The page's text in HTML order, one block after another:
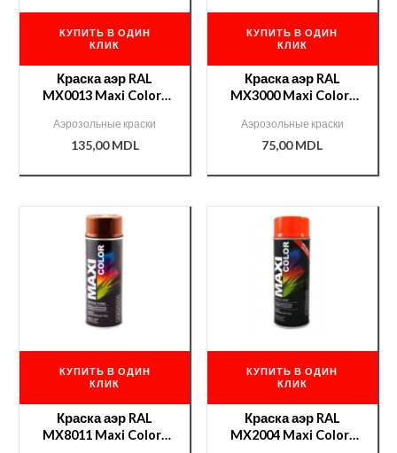
КУПИТЬ В ОДИН
КЛИК
Краска аэр RAL
MX0013 Maxi Color/
эмаль белая)
Аэрозольные краски
135,00MDL
КУПИТЬ В ОДИН
КЛИК
Краска аэр RAL
MX3000 Maxi Color/
оранжевый)
Аэрозольные краски
75,00MDL
КУПИТЬ В ОДИН
КЛИК
Краска аэр RAL
MX8011 Maxi Color/
КУПИТЬ В ОДИН
КЛИК
Краска аэр RAL
MX2004 Maxi Color/